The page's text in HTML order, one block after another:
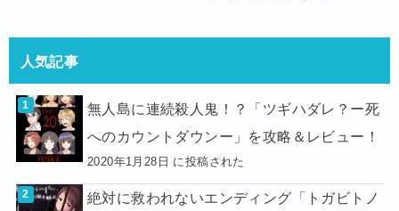
人気記事
無人島に連続殺人鬼！？「ツギハダレ？ー死
へのカウントダウンー」を攻略＆レビュー！
2020年1月28日 に投稿された
絶対に救われないエンディング「トガビトノ